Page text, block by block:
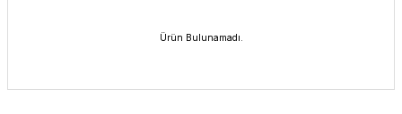
Ürün Bulunamadı.